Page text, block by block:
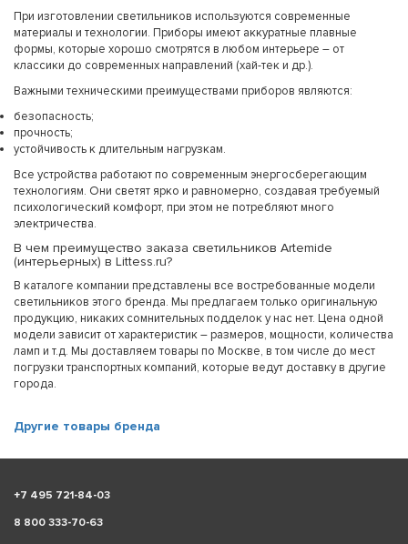
При изготовлении светильников используются современные
материалы и технологии. Приборы имеют аккуратные плавные
формы, которые хорошо смотрятся в любом интерьере – от
классики до современных направлений (хай-тек и др.).
Важными техническими преимуществами приборов являются:
безопасность;
прочность;
устойчивость к длительным нагрузкам.
Все устройства работают по современным энергосберегающим
технологиям. Они светят ярко и равномерно, создавая требуемый
психологический комфорт, при этом не потребляют много
электричества.
В чем преимущество заказа светильников Artemide
(интерьерных) в Littess.ru?
В каталоге компании представлены все востребованные модели
светильников этого бренда. Мы предлагаем только оригинальную
продукцию, никаких сомнительных подделок у нас нет. Цена одной
модели зависит от характеристик – размеров, мощности, количества
ламп и т.д. Мы доставляем товары по Москве, в том числе до мест
погрузки транспортных компаний, которые ведут доставку в другие
города.
Другие товары бренда
+7 495 721-84-03
8 800 333-70-63